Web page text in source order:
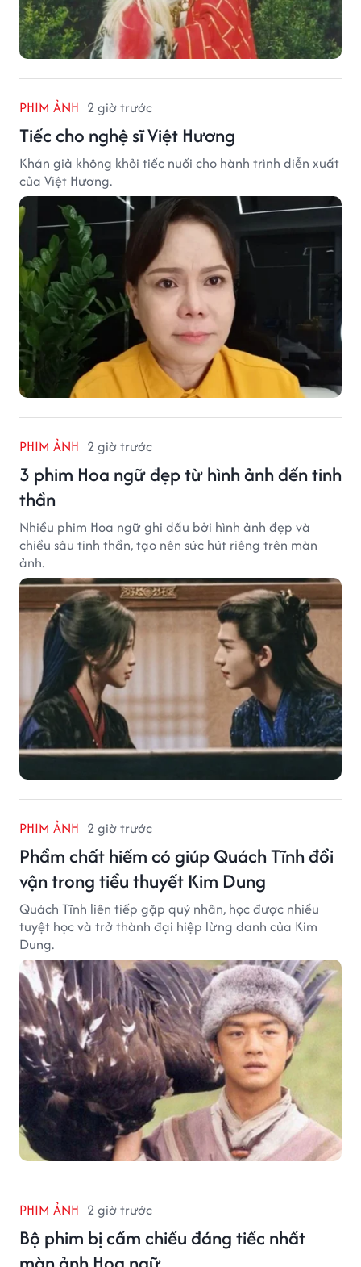
PHIM ẢNH 2 giờ trước
Tiếc cho nghệ sĩ Việt Hương
Khán giả không khỏi tiếc nuối cho hành trình diễn xuất
của Việt Hương.
PHIM ẢNH 2 giờ trước
3 phim Hoa ngữ đẹp từ hình ảnh đến tinh
thần
Nhiều phim Hoa ngữ ghi dấu bởi hình ảnh đẹp và
chiều sâu tinh thần, tạo nên sức hút riêng trên màn
ảnh.
PHIM ẢNH 2 giờ trước
Phẩm chất hiếm có giúp Quách Tĩnh đổi
vận trong tiểu thuyết Kim Dung
Quách Tĩnh liên tiếp gặp quý nhân, học được nhiều
tuyệt học và trở thành đại hiệp lừng danh của Kim
Dung.
PHIM ẢNH 2 giờ trước
Bộ phim bị cấm chiếu đáng tiếc nhất